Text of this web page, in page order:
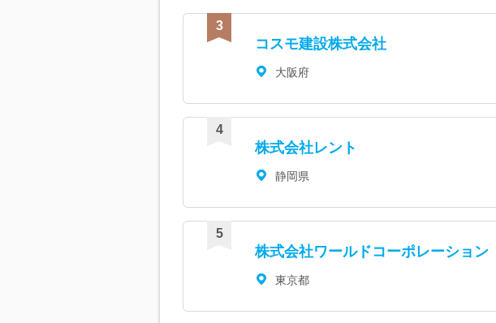
コスモ建設株式会社
大阪府
株式会社レント
静岡県
株式会社ワールドコーポレーション
東京都